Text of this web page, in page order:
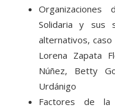
Solidaria y sus
alternativos, caso
Lorena Zapata
Núñez, Betty
Urdánigo
Factores de la